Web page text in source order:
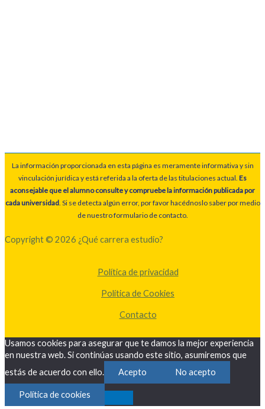
La información proporcionada en esta página es meramente informativa y sin
vinculación jurídica y está referida a la oferta de las titulaciones actual. Es
aconsejable que el alumno consulte y compruebe la información publicada por
cada universidad. Si se detecta algún error, por favor hacédnoslo saber por medio
de nuestro formulario de contacto.
Copyright © 2026 ¿Qué carrera estudio?
Política de privacidad
Política de Cookies
Contacto
Usamos cookies para asegurar que te damos la mejor experiencia
en nuestra web. Si continúas usando este sitio, asumiremos que
estás de acuerdo con ello.
Acepto No acepto
Política de cookies